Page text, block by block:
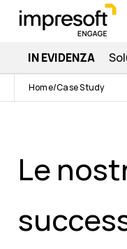
IN EVIDENZA
Home Case Study
Le